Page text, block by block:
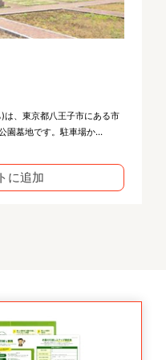
は、東京都八王子市にある市
園墓地です。駐車場か...
に追加